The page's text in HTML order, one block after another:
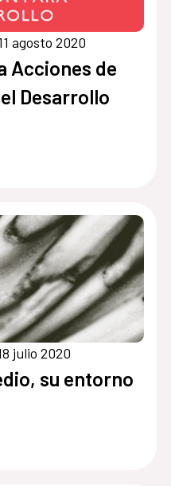
agosto 2020
Acciones de
Desarrollo
julio 2020
su entorno